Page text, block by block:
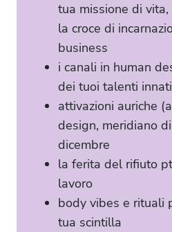
tua missione di
la croce di
business
i canali in human
dei tuoi talenti innati
attivazioni auriche
design, meridiano
dicembre
la ferita del rifiuto
lavoro
body vibes e rituali
tua scintilla